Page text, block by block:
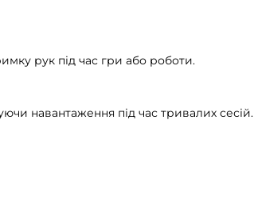
рук під час гри або роботи.
навантаження під час тривалих сесій.